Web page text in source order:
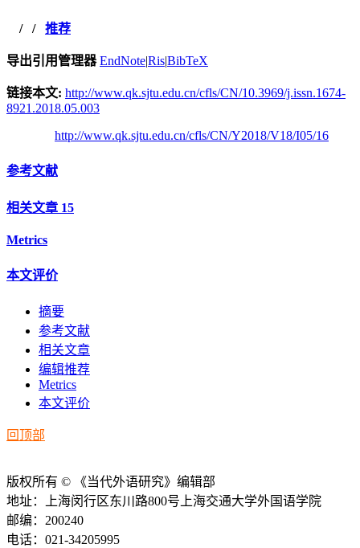
/ / 推荐
导出引用管理器 EndNote|Ris|BibTeX
链接本文: http://www.qk.sjtu.edu.cn/cfls/CN/10.3969/j.issn.1674-
8921.2018.05.003
http://www.qk.sjtu.edu.cn/cfls/CN/Y2018/V18/I05/16
参考文献
相关文章 15
Metrics
本文评价
摘要
参考文献
相关文章
编辑推荐
Metrics
本文评价
回顶部
版权所有 © 《当代外语研究》编辑部
地址：上海闵行区东川路800号上海交通大学外国语学院
邮编：200240
电话：021-34205995